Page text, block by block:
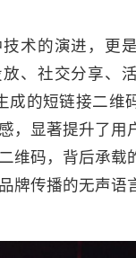
术的演进，更
、社交分享、
成的短链接二维
，显著提升了用
维码，背后承载
牌传播的无声语